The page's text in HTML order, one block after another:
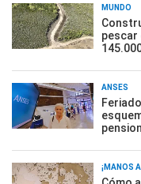
MUNDO
pescar
ANSES
¡MANOS